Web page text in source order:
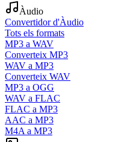
Àudio
Convertidor d'Àudio
Tots els formats
MP3 a WAV
Converteix MP3
WAV a MP3
Converteix WAV
MP3 a OGG
WAV a FLAC
FLAC a MP3
AAC a MP3
M4A a MP3